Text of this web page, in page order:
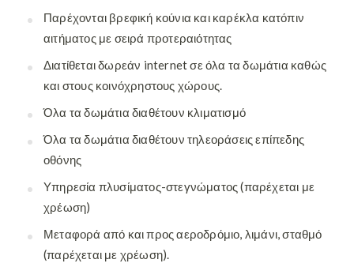
Παρέχονται βρεφική κούνια και καρέκλα κατόπιν
αιτήματος με σειρά προτεραιότητας
Διατίθεται δωρεάν internet σε όλα τα δωμάτια καθώς
και στους κοινόχρηστους χώρους.
Όλα τα δωμάτια διαθέτουν κλιματισμό
Όλα τα δωμάτια διαθέτουν τηλεοράσεις επίπεδης
οθόνης
Υπηρεσία πλυσίματος-στεγνώματος (παρέχεται με
χρέωση)
Μεταφορά από και προς αεροδρόμιο, λιμάνι, σταθμό
(παρέχεται με χρέωση).